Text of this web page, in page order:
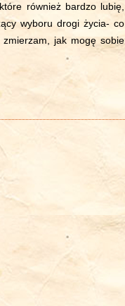
również bardzo lubię,
wyboru drogi życia- co
jak mogę sobie